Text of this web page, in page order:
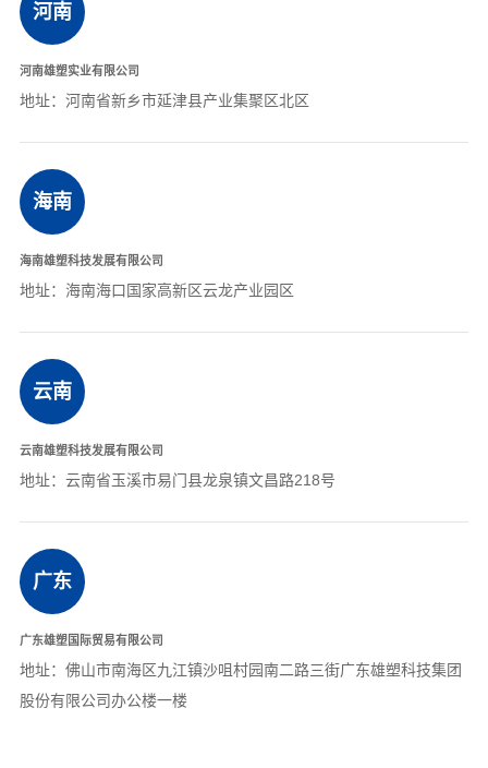
河南
河南雄塑实业有限公司
地址：河南省新乡市延津县产业集聚区北区
海南
海南雄塑科技发展有限公司
地址：海南海口国家高新区云龙产业园区
云南
云南雄塑科技发展有限公司
地址：云南省玉溪市易门县龙泉镇文昌路218号
广东
广东雄塑国际贸易有限公司
地址：佛山市南海区九江镇沙咀村园南二路三街广东雄塑科技集团
股份有限公司办公楼一楼